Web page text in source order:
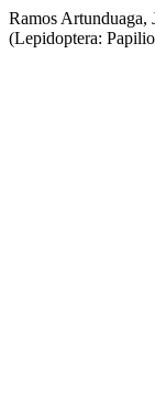
Ramos Artunduaga,
(Lepidoptera: